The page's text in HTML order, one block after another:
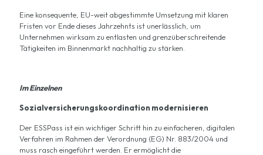
Eine konsequente, EU-weit abgestimmte Umsetzung mit klaren
Fristen vor Ende dieses Jahrzehnts ist unerlässlich, um
Unternehmen wirksam zu entlasten und grenzüberschreitende
Tätigkeiten im Binnenmarkt nachhaltig zu stärken.
Im Einzelnen
Sozialversicherungskoordination modernisieren
Der ESSPass ist ein wichtiger Schritt hin zu einfacheren, digitalen
Verfahren im Rahmen der Verordnung (EG) Nr. 883/2004 und
muss rasch eingeführt werden. Er ermöglicht die